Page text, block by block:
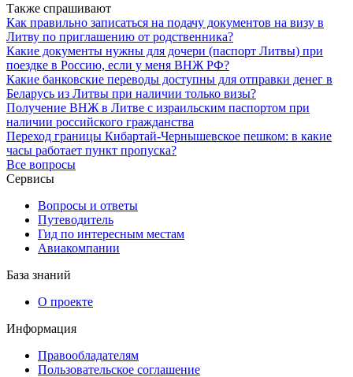
Также спрашивают
Как правильно записаться на подачу документов на визу в
Литву по приглашению от родственника?
Какие документы нужны для дочери (паспорт Литвы) при
поездке в Россию, если у меня ВНЖ РФ?
Какие банковские переводы доступны для отправки денег в
Беларусь из Литвы при наличии только визы?
Получение ВНЖ в Литве с израильским паспортом при
наличии российского гражданства
Переход границы Кибартай-Чернышевское пешком: в какие
часы работает пункт пропуска?
Все вопросы
Сервисы
Вопросы и ответы
Путеводитель
Гид по интересным местам
Авиакомпании
База знаний
О проекте
Информация
Правообладателям
Пользовательское соглашение